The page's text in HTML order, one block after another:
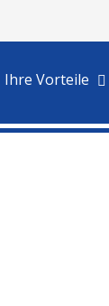
Ihre Vorteile